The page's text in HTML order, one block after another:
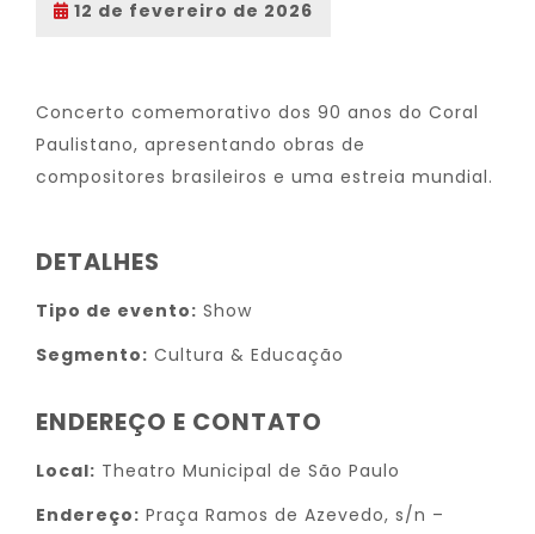
12 de fevereiro de 2026
Concerto comemorativo dos 90 anos do Coral
Paulistano, apresentando obras de
compositores brasileiros e uma estreia mundial.
DETALHES
Tipo de evento: Show
Segmento: Cultura & Educação
ENDEREÇO E CONTATO
Local: Theatro Municipal de São Paulo
Endereço: Praça Ramos de Azevedo, s/n –